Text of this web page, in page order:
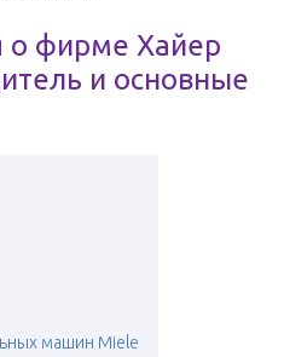
о фирме Хайер
и основные
машин Miele